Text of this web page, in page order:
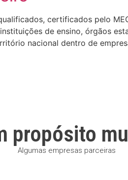
certificados pelo
de ensino, órgãos
nacional dentro de
propósito
Algumas empresas parceiras